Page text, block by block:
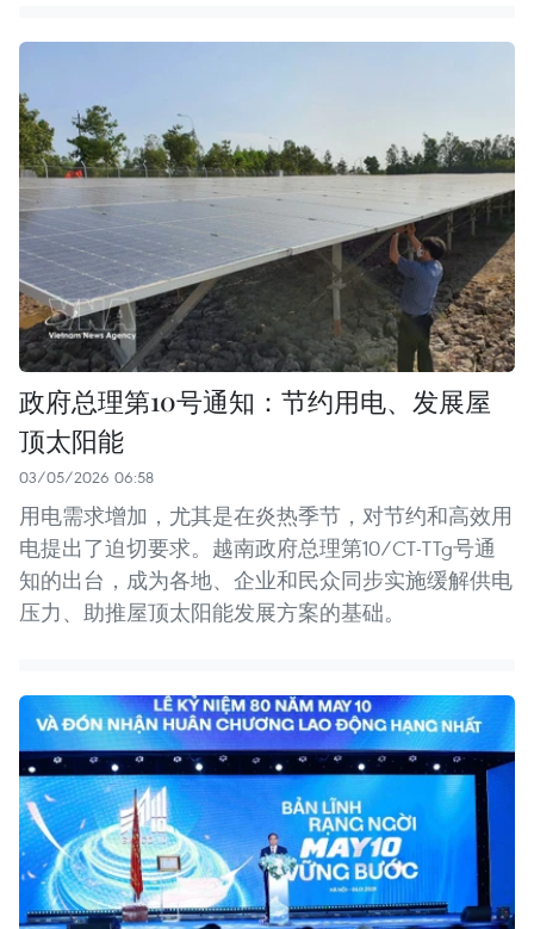
政府总理第10号通知：节约用电、发展屋
顶太阳能
03/05/2026 06:58
用电需求增加，尤其是在炎热季节，对节约和高效用
电提出了迫切要求。越南政府总理第10/CT-TTg号通
知的出台，成为各地、企业和民众同步实施缓解供电
压力、助推屋顶太阳能发展方案的基础。